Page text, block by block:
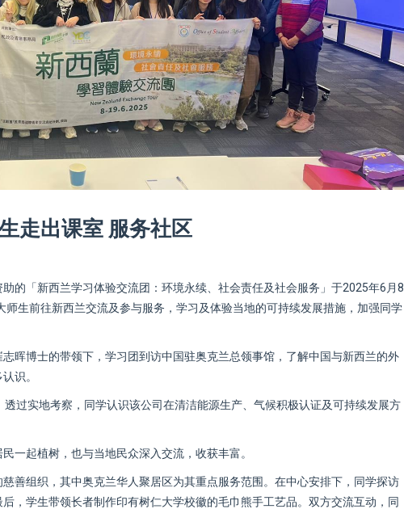
走出课室 服务社区
的「新西兰学习体验交流团：环境永续、社会责任及社会服务」于2025年6月8
生前往新西兰交流及参与服务，学习及体验当地的可持续发展措施，加强同学
晖博士的带领下，学习团到访中国驻奥克兰总领事馆，了解中国与新西兰的外
识。
过实地考察，同学认识该公司在清洁能源生产、气候积极认证及可持续发展方
一起植树，也与当地民众深入交流，收获丰富。
善组织，其中奥克兰华人聚居区为其重点服务范围。在中心安排下，同学探访
，学生带领长者制作印有树仁大学校徽的毛巾熊手工艺品。双方交流互动，同